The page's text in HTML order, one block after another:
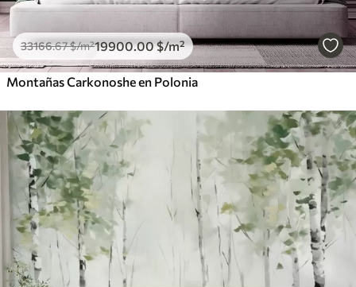
33166.67$/m²19900.00$/m²
Montañas Carkonoshe en Polonia